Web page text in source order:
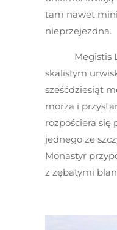
tam nawet
nieprzejezdna.
Megistis
skalistym
sześćdziesiąt
morza i
rozpościera się
jednego ze
Monastyr
z zębatymi